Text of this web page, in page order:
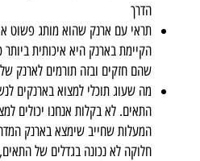
הדרך
תראי עם ארנק שהוא מותג פשוט
הקיימת בארנק היא איכותית
שהם חזקים ובזה תורמים לארנק
מה שעוג תוכלי למצוא בארנקים
התאים. לא בקלות אנחנו יכולים
המעלות שחייב שימצא בארנק
חלוקה לא נכונה בגדלים של